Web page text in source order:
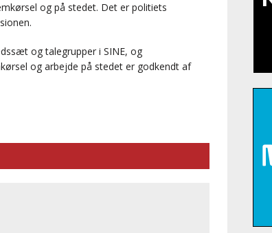
og på stedet. Det er politiets
og talegrupper i SINE, og
og arbejde på stedet er godkendt af